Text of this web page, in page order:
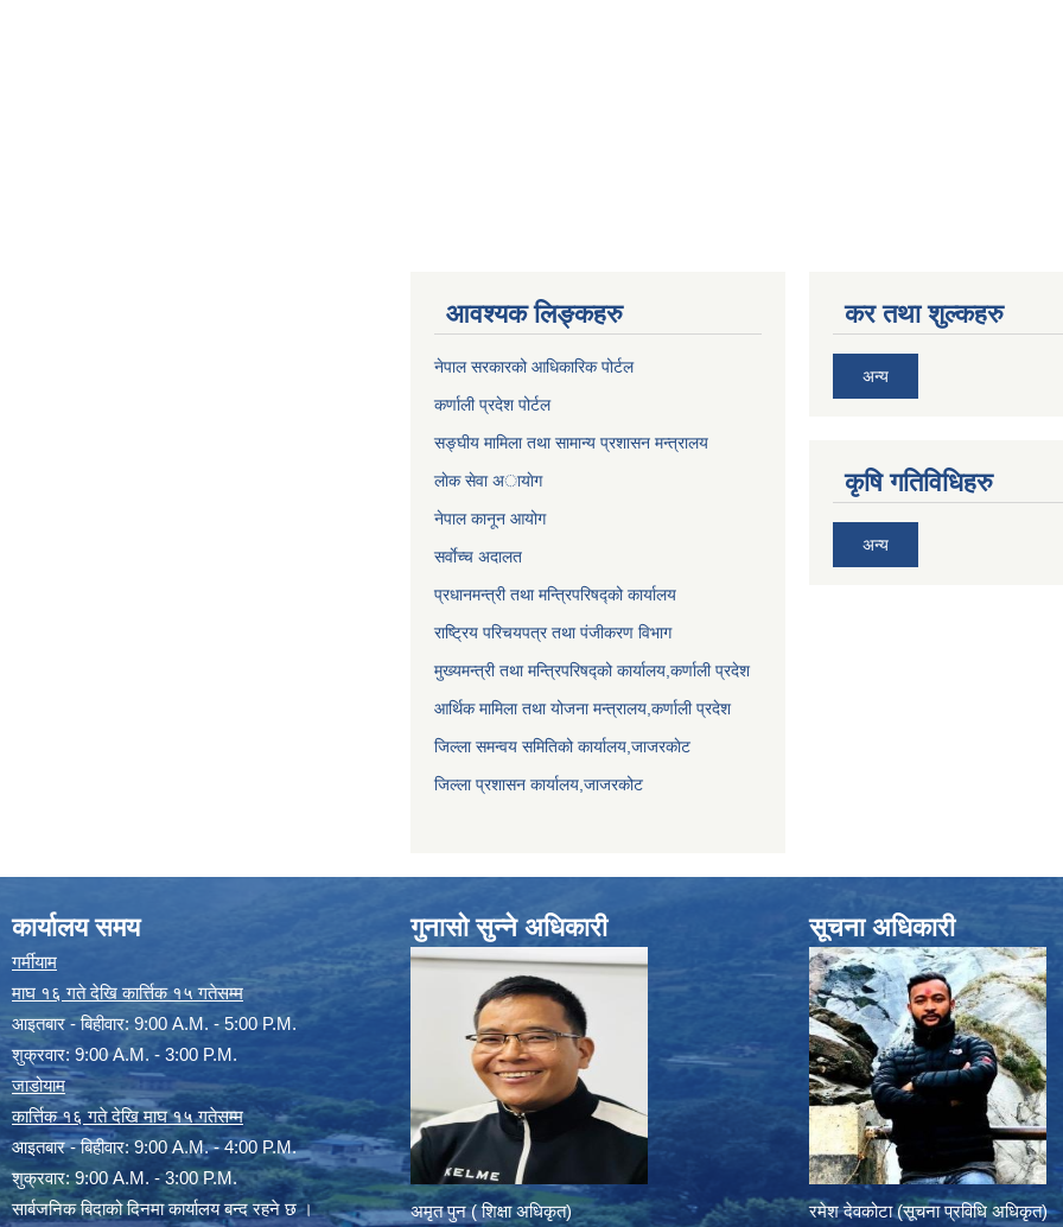
आवश्यक लिङ्कहरु
नेपाल सरकारको आधिकारिक पोर्टल
कर्णाली प्रदेश पोर्टल
सङ्घीय मामिला तथा सामान्य प्रशासन मन्त्रालय
लाेक सेवा अायाेग
नेपाल कानून आयोग
सर्वाेच्च अदालत
प्रधानमन्त्री तथा मन्त्रिपरिषद्को कार्यालय
राष्ट्रिय परिचयपत्र तथा पंजीकरण विभाग
मुख्यमन्त्री तथा मन्त्रिपरिषद्को कार्यालय,कर्णाली प्रदेश
आर्थिक मामिला तथा योजना मन्त्रालय,कर्णाली प्रदेश
जिल्ला समन्वय समितिको कार्यालय,जाजरकाेट
जिल्ला प्रशासन कार्यालय,जाजरकोट
कर तथा शुल्कहरु
अन्य
कृषि गतिविधिहरु
अन्य
कार्यालय समय
गर्मीयाम
माघ १६ गते देखि कार्त्तिक १५ गतेसम्म
आइतबार - बिहीवार: 9:00 A.M. - 5:00 P.M.
शुक्रवार: 9:00 A.M. - 3:00 P.M.
जाडोयाम
कार्त्तिक १६ गते देखि माघ १५ गतेसम्म
आइतबार - बिहीवार: 9:00 A.M. - 4:00 P.M.
शुक्रवार: 9:00 A.M. - 3:00 P.M.
सार्बजनिक बिदाको दिनमा कार्यालय बन्द रहने छ ।
गुनासो सुन्ने अधिकारी
अमृत पुन ( शिक्षा अधिकृत)
सूचना अधिकारी
रमेश देवकोटा (सूचना प्रविधि अधिकृत)